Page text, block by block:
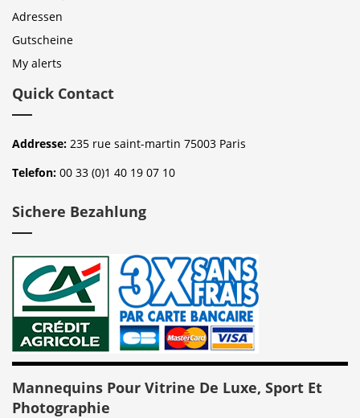
Adressen
Gutscheine
My alerts
Quick Contact
Addresse: 235 rue saint-martin 75003 Paris
Telefon: 00 33 (0)1 40 19 07 10
Sichere Bezahlung
Mannequins Pour Vitrine De Luxe, Sport Et
Photographie